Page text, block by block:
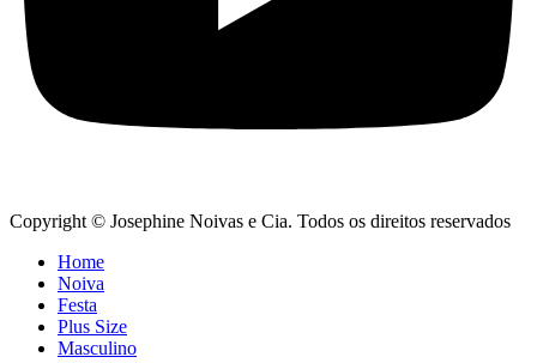
Copyright © Josephine Noivas e Cia. Todos os direitos reservados
Home
Noiva
Festa
Plus Size
Masculino